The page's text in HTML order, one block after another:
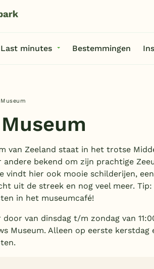
Last minutes Bestemmingen
van Zeeland staat in het trotse
bekend om zijn prachtige
vindt hier ook mooie schilderijen,
uit de streek en nog veel meer.
in het museumcafé!
van dinsdag t/m zondag van
Museum. Alleen op eerste kerstdag